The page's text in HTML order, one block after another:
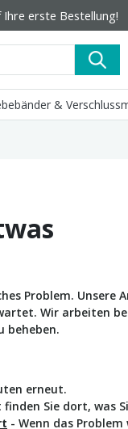
erste Bestellung!
&
Problem. Unsere
Wir arbeiten
beheben.
erneut.
finden Sie dort, was
- Wenn das